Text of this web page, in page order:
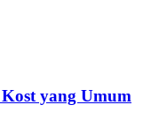
yang Umum